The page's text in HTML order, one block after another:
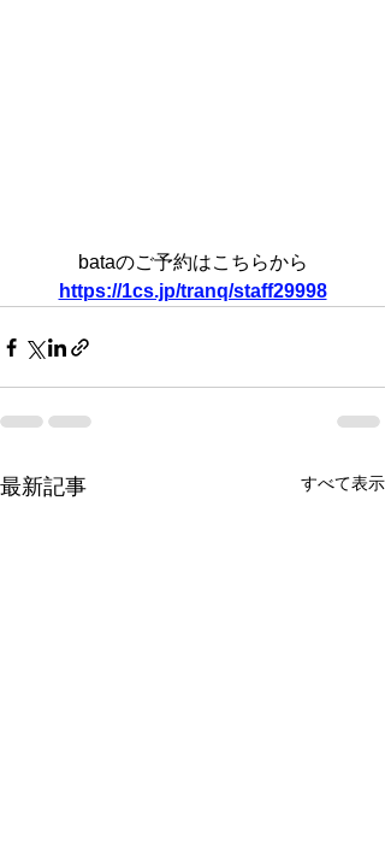
bataのご予約はこちらから
https://1cs.jp/tranq/staff29998
最新記事 すべて表示